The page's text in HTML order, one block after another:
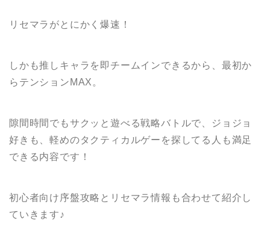
リセマラがとにかく爆速！
しかも推しキャラを即チームインできるから、最初か
らテンションMAX。
隙間時間でもサクッと遊べる戦略バトルで、ジョジョ
好きも、軽めのタクティカルゲーを探してる人も満足
できる内容です！
初心者向け序盤攻略とリセマラ情報も合わせて紹介し
ていきます♪